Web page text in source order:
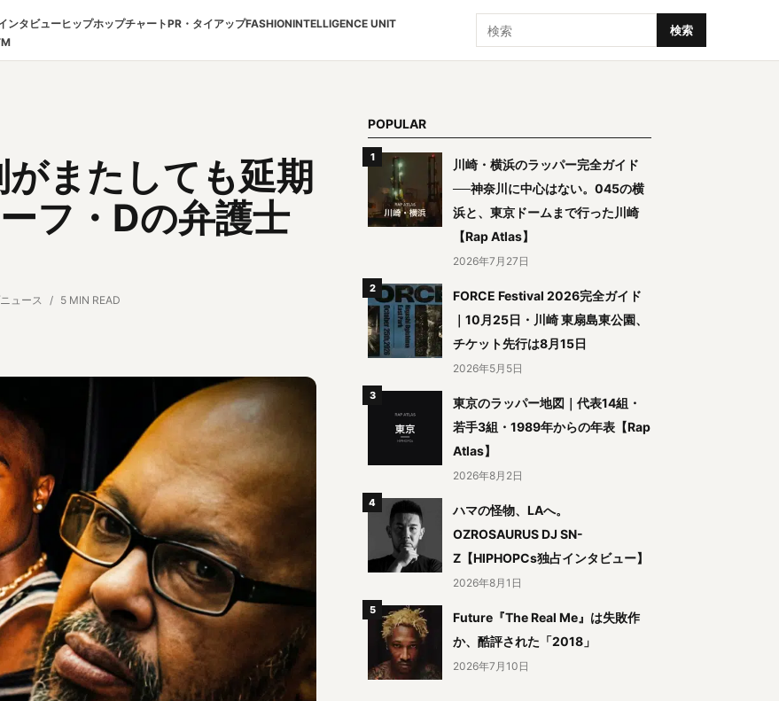
ンタビューヒップホップチャートPR・タイアップFASHIONINTELLIGENCE UNIT
検索 検索
がまたしても延期
フ・Dの弁護士
ュース 5 MIN READ
POPULAR
川崎・横浜のラッパー完全ガイド
──神奈川に中心はない。045の横
浜と、東京ドームまで行った川崎
【Rap Atlas】
2026年7月27日
FORCE Festival 2026完全ガイド
｜10月25日・川崎 東扇島東公園、
チケット先行は8月15日
2026年5月5日
東京のラッパー地図｜代表14組・
若手3組・1989年からの年表【Rap
Atlas】
2026年8月2日
ハマの怪物、LAへ。
OZROSAURUS DJ SN-
Z【HIPHOPCs独占インタビュー】
2026年8月1日
Future『The Real Me』は失敗作
か、酷評された「2018」
2026年7月10日